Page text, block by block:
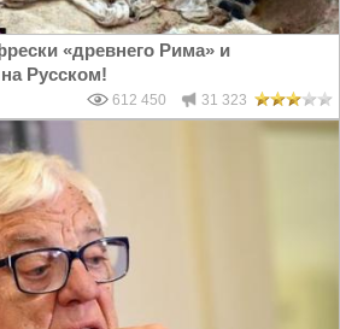
«древнего Рима» и
Русском!
612 450 31 323